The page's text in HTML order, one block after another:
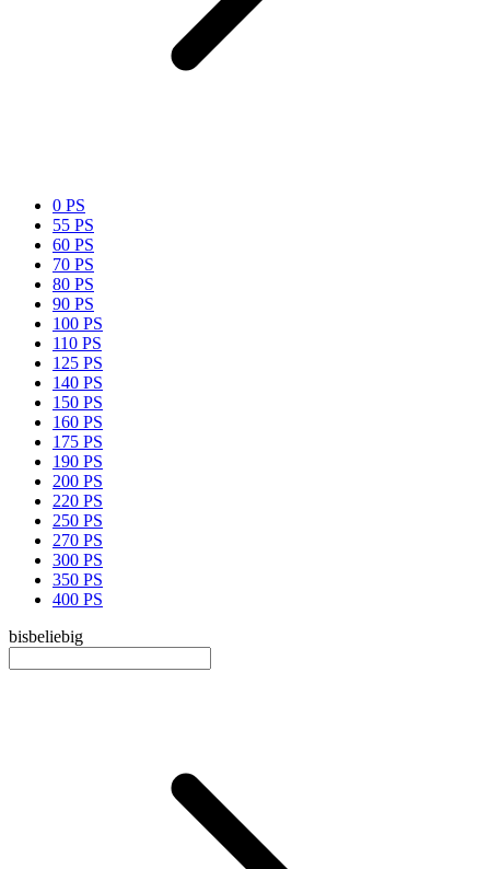
0 PS
55 PS
60 PS
70 PS
80 PS
90 PS
100 PS
110 PS
125 PS
140 PS
150 PS
160 PS
175 PS
190 PS
200 PS
220 PS
250 PS
270 PS
300 PS
350 PS
400 PS
bisbeliebig